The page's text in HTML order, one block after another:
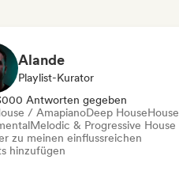
Alande
Playlist-Kurator
Antworten gegeben
/ AmapianoDeep HouseHouse
Melodic & Progressive House
zu meinen einflussreichen
hinzufügen